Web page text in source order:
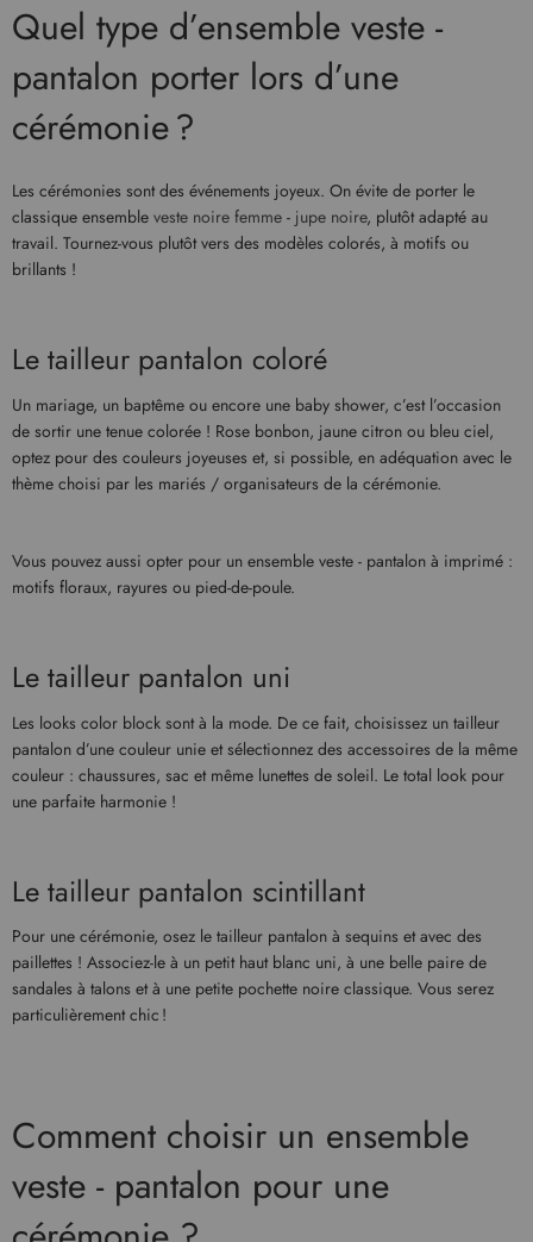
Quel type d’ensemble veste -
pantalon porter lors d’une
cérémonie ?
Les cérémonies sont des événements joyeux. On évite de porter le
classique ensemble veste noire femme - jupe noire, plutôt adapté au
travail. Tournez-vous plutôt vers des modèles colorés, à motifs ou
brillants !
Le tailleur pantalon coloré
Un mariage, un baptême ou encore une baby shower, c’est l’occasion
de sortir une tenue colorée ! Rose bonbon, jaune citron ou bleu ciel,
optez pour des couleurs joyeuses et, si possible, en adéquation avec le
thème choisi par les mariés / organisateurs de la cérémonie.
Vous pouvez aussi opter pour un ensemble veste - pantalon à imprimé :
motifs floraux, rayures ou pied-de-poule.
Le tailleur pantalon uni
Les looks color block sont à la mode. De ce fait, choisissez un tailleur
pantalon d’une couleur unie et sélectionnez des accessoires de la même
couleur : chaussures, sac et même lunettes de soleil. Le total look pour
une parfaite harmonie !
Le tailleur pantalon scintillant
Pour une cérémonie, osez le tailleur pantalon à sequins et avec des
paillettes ! Associez-le à un petit haut blanc uni, à une belle paire de
sandales à talons et à une petite pochette noire classique. Vous serez
particulièrement chic !
Comment choisir un ensemble
veste - pantalon pour une